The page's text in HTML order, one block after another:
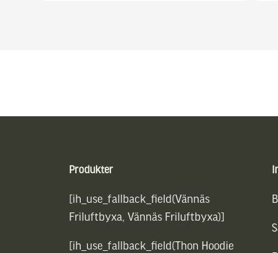
Produkter
[ih_use_fallback_field(Vännäs
Friluftbyxa, Vännäs Friluftbyxa)]
[ih_use_fallback_field(Thon Hoodie